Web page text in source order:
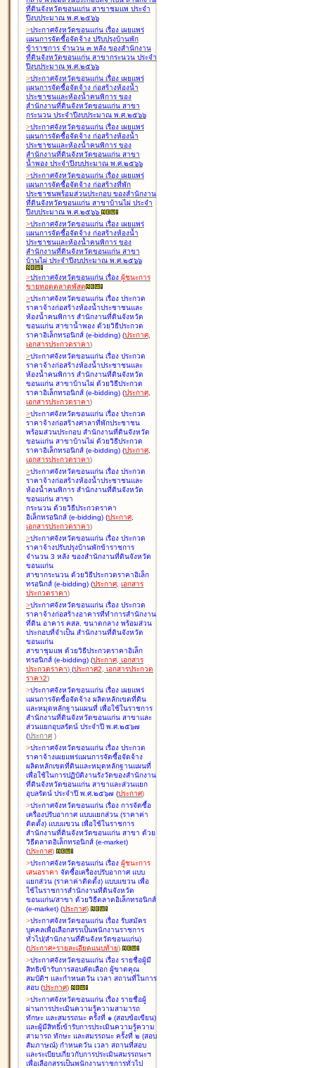
ที่ดินจังหวัดขอนแก่น สาขาชุมแพ ประจำ
ปีงบประมาณ พ.ศ.๒๕๖๖
>ประกาศจังหวัดขอนแก่น เรื่อง เผยแพร่
แผนการจัดซื้อจัดจ้าง ปรับปรุงบ้านพัก
ข้าราชการ จำนวน ๓ หลัง ของสำนักงาน
ที่ดินจังหวัดขอนแก่น สาขากระนวน ประจำ
ปีงบประมาณ พ.ศ.๒๕๖๖
>ประกาศจังหวัดขอนแก่น เรื่อง เผยแพร่
แผนการจัดซื้อจัดจ้าง ก่อสร้างห้องน้ำ
ประชาชนและห้องน้ำคนพิการ ของ
สำนักงานที่ดินจังหวัดขอนแก่น สาขา
กระนวน ประจำปีงบประมาณ พ.ศ.๒๕๖๖
>ประกาศจังหวัดขอนแก่น เรื่อง เผยแพร่
แผนการจัดซื้อจัดจ้าง ก่อสร้างห้องน้ำ
ประชาชนและห้องน้ำคนพิการ ของ
สำนักงานที่ดินจังหวัดขอนแก่น สาขา
น้ำพอง ประจำปีงบประมาณ พ.ศ.๒๕๖๖
>ประกาศจังหวัดขอนแก่น เรื่อง เผยแพร่
แผนการจัดซื้อจัดจ้าง ก่อสร้างที่พัก
ประชาชนพร้อมส่วนประกอบ ของสำนักงาน
ที่ดินจังหวัดขอนแก่น สาขาบ้านไผ่ ประจำ
ปีงบประมาณ พ.ศ.๒๕๖๖
>ประกาศจังหวัดขอนแก่น เรื่อง เผยแพร่
แผนการจัดซื้อจัดจ้าง ก่อสร้างห้องน้ำ
ประชาชนและห้องน้ำคนพิการ ของ
สำนักงานที่ดินจังหวัดขอนแก่น สาขา
บ้านไผ่ ประจำปีงบประมาณ พ.ศ.๒๕๖๖
>ประกาศจังหวัดขอนแก่น เรื่อง ผู้ชนะการ
ขายทอดตลาดพัสดุ
>ประกาศจังหวัดขอนแก่น เรื่อง ประกวด
ราคาจ้างก่อสร้างห้องน้ำประชาชนและ
ห้องน้ำคนพิการ สำนักงานที่ดินจังหวัด
ขอนแก่น สาขาน้ำพอง ด้วยวิธีประกวด
ราคาอิเล็กทรอนิกส์ (e-bidding) (ประกาศ,
เอกสารประกวดราคา)
>ประกาศจังหวัดขอนแก่น เรื่อง ประกวด
ราคาจ้างก่อสร้างห้องน้ำประชาชนและ
ห้องน้ำคนพิการ สำนักงานที่ดินจังหวัด
ขอนแก่น สาขาบ้านไผ่ ด้วยวิธีประกวด
ราคาอิเล็กทรอนิกส์ (e-bidding) (ประกาศ,
เอกสารประกวดราคา)
>ประกาศจังหวัดขอนแก่น เรื่อง ประกวด
ราคาจ้างก่อสร้างศาลาที่พักประชาชน
พร้อมส่วนประกอบ สำนักงานที่ดินจังหวัด
ขอนแก่น สาขาบ้านไผ่ ด้วยวิธีประกวด
ราคาอิเล็กทรอนิกส์ (e-bidding) (ประกาศ,
เอกสารประกวดราคา)
>ประกาศจังหวัดขอนแก่น เรื่อง ประกวด
ราคาจ้างก่อสร้างห้องน้ำประชาชนและ
ห้องน้ำคนพิการ สำนักงานที่ดินจังหวัด
ขอนแก่น สาขา
กระนวน ด้วยวิธีประกวดราคา
อิเล็กทรอนิกส์ (e-bidding) (ประกาศ,
เอกสารประกวดราคา)
>ประกาศจังหวัดขอนแก่น เรื่อง ประกวด
ราคาจ้างปรับปรุงบ้านพักข้าราชการ
จำนวน 3 หลัง ของสำนักงานที่ดินจังหวัด
ขอนแก่น
สาขากระนวน ด้วยวิธีประกวดราคาอิเล็ก
ทรอนิกส์ (e-bidding) (ประกาศ, เอกสาร
ประกวดราคา)
>ประกาศจังหวัดขอนแก่น เรื่อง ประกวด
ราคาจ้างก่อสร้างอาคารที่ทำการสำนักงาน
ที่ดิน อาคาร คสล. ขนาดกลาง พร้อมส่วน
ประกอบที่จำเป็น สำนักงานที่ดินจังหวัด
ขอนแก่น
สาขาชุมแพ ด้วยวิธีประกวดราคาอิเล็ก
ทรอนิกส์ (e-bidding) (ประกาศ, เอกสาร
ประกวดราคา) (ประกาศ2, เอกสารประกวด
ราคา2)
>ประกาศจังหวัดขอนแก่น เรื่อง เผยแพร่
แผนการจัดซื้อจัดจ้าง ผลิตหลักเขตที่ดิน
และหมุดหลักฐานแผนที่ เพื่อใช้ในราชการ
สำนักงานที่ดินจังหวัดขอนแก่น สาขาและ
ส่วนแยกอุบลรัตน์ ประจำปี พ.ศ.๒๕๖๗
(ประกาศ )
>ประกาศจังหวัดขอนแก่น เรื่อง ประกวด
ราคาจ้างเผยแพร่แผนการจัดซื้อจัดจ้าง
ผลิตหลักเขตที่ดินและหมุดหลักฐานแผนที่
เพื่อใช้ในการปฏิบัติงานรังวัดของสำนักงาน
ที่ดินจังหวัดขอนแก่น สาขาและส่วนแยก
อุบลรัตน์ ประจำปี พ.ศ.๒๕๖๗ (ประกาศ)
>ประกาศจังหวัดขอนแก่น เรื่อง การจัดซื้อ
เครื่องปรับอากาศ แบบแยกส่วน (ราคาค่า
ติดตั้ง) แบบแขวน เพื่อใช้ในราชการ
สำนักงานที่ดินจังหวัดขอนแก่น สาขา ด้วย
วิธีตลาดอิเล็กทรอนิกส์ (e-market)
(ประกาศ)
>ประกาศจังหวัดขอนแก่น เรื่อง ผู้ชนะการ
เสนอราคา จัดซื้อเครื่องปรับอากาศ แบบ
แยกส่วน (ราคาค่าติดตั้ง) แบบแขวน เพื่อ
ใช้ในราชการสำนักงานที่ดินจังหวัด
ขอนแก่น/สาขา ด้วยวิธีตลาดอิเล็กทรอนิกส์
(e-market) (ประกาศ)
>ประกาศจังหวัดขอนแก่น เรื่อง รับสมัคร
บุคคลเพื่อเลือกสรรเป็นพนักงานราชการ
ทั่วไป(สำนักงานที่ดินจังหวัดขอนแก่น)
(ประกาศ+รายละเอียดแนบท้าย)
>ประกาศจังหวัดขอนแก่น เรื่อง รายชื่อผู้มี
สิทธิเข้ารับการสอบคัดเลือก ผู้ขาดคุณ
สมบัติฯ และกำหนดวัน เวลา สถานที่ในการ
สอบ (ประกาศ)
>ประกาศจังหวัดขอนแก่น เรื่อง รายชื่อผู้
ผ่านการประเมินความรู้ความสามารถ
ทักษะ และสมรรถนะ ครั้งที่ ๑ (สอบข้อเขียน)
และผู้มีสิทธิ์เข้ารับการประเมินความรู้ความ
สามารถ ทักษะ และสมรรถนะ ครั้งที่ ๒ (สอบ
สัมภาษณ์) กำหนดวัน เวลา สถานที่สอบ
และระเบียบเกี่ยวกับการประเมินสมรรถนะฯ
เพื่อเลือกสรรเป็นพนักงานราชการทั่วไป